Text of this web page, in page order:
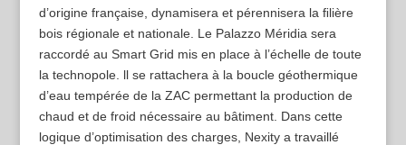
d’origine française, dynamisera et pérennisera la ﬁlière
bois régionale et nationale. Le Palazzo Méridia sera
raccordé au Smart Grid mis en place à l’échelle de toute
la technopole. ll se rattachera à la boucle géothermique
d’eau tempérée de la ZAC permettant la production de
chaud et de froid nécessaire au bâtiment. Dans cette
logique d’optimisation des charges, Nexity a travaillé